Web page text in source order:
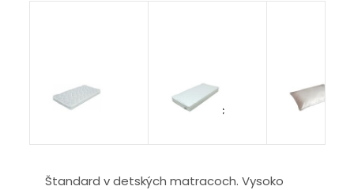
Bambi
protect
chránič
Domestic
Vankúšik
Štandard v detských matracoch. Vysoko